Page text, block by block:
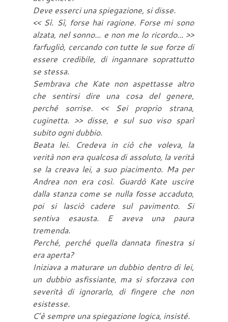
Deve esserci una spiegazione, si disse.
<< Sì. Sì, forse hai ragione. Forse mi sono
alzata, nel sonno... e non me lo ricordo... >>
farfugliò, cercando con tutte le sue forze di
essere credibile, di ingannare soprattutto
se stessa.
Sembrava che Kate non aspettasse altro
che sentirsi dire una cosa del genere,
perché sorrise. << Sei proprio strana,
cuginetta. >> disse, e sul suo viso sparì
subito ogni dubbio.
Beata lei. Credeva in ciò che voleva, la
verità non era qualcosa di assoluto, la verità
se la creava lei, a suo piacimento. Ma per
Andrea non era così. Guardò Kate uscire
dalla stanza come se nulla fosse accaduto,
poi si lasciò cadere sul pavimento. Si
sentiva esausta. E aveva una paura
tremenda.
Perché, perché quella dannata finestra si
era aperta?
Iniziava a maturare un dubbio dentro di lei,
un dubbio asfissiante, ma si sforzava con
severità di ignorarlo, di fingere che non
esistesse.
C’è sempre una spiegazione logica, insisté.